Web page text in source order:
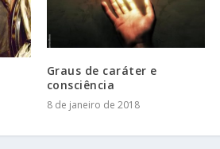
Graus de caráter e
consciência
8 de janeiro de 2018